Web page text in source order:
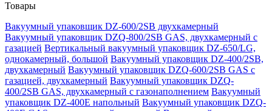
Товары
Вакуумный упаковщик DZ-600/2SB двухкамерный
Вакуумный упаковщик DZQ-800/2SB GAS, двухкамерный с
газацией Вертикальный вакуумный упаковщик DZ-650/LG,
однокамерный, большой Вакуумный упаковщик DZ-400/2SB,
двухкамерный Вакуумный упаковщик DZQ-600/2SB GAS с
газацией, двухкамерный Вакуумный упаковщик DZQ-
400/2SB GAS, двухкамерный с газонаполнением Вакуумный
упаковщик DZ-400E напольный Вакуумный упаковщик DZQ-